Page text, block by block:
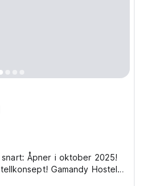
Åpner i oktober 2025!
Gamandy Hostel